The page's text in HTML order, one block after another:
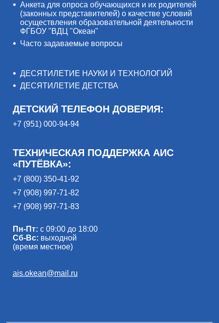
Анкета для опроса обучающихся и их родителей
(законных представителей) о качестве условий
осуществления образовательной деятельности
ФГБОУ "ВДЦ "Океан"
Часто задаваемые вопросы
ДЕСЯТИЛЕТИЕ НАУКИ И ТЕХНОЛОГИЙ
ДЕСЯТИЛЕТИЕ ДЕТСТВА
ДЕТСКИЙ ТЕЛЕФОН ДОВЕРИЯ:
+7 (951) 000-94-94
ТЕХНИЧЕСКАЯ ПОДДЕРЖКА АИС
«ПУТЁВКА»:
+7 (800) 350-41-92
+7 (908) 997-71-82
+7 (908) 997-71-83
Пн-Пт: с 09:00 до 18:00
Сб-Вс: выходной
(время местное)
ais.okean@mail.ru